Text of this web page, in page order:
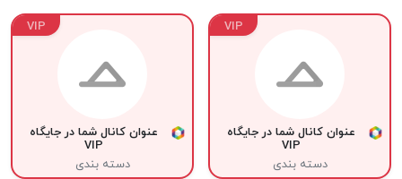
VIP
عنوان کانال شما در جایگاه
VIP
دسته بندی
VIP
عنوان کانال شما در جایگاه
VIP
دسته بندی